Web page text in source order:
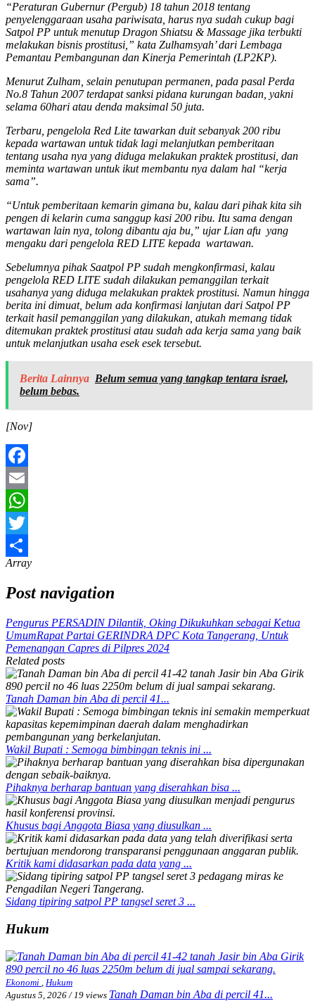
“Peraturan Gubernur (Pergub) 18 tahun 2018 tentang
penyelenggaraan usaha pariwisata, harus nya sudah cukup bagi
Satpol PP untuk menutup Dragon Shiatsu & Massage jika terbukti
melakukan bisnis prostitusi,” kata Zulhamsyah’ dari Lembaga
Pemantau Pembangunan dan Kinerja Pemerintah (LP2KP).
Menurut Zulham, selain penutupan permanen, pada pasal Perda
No.8 Tahun 2007 terdapat sanksi pidana kurungan badan, yakni
selama 60hari atau denda maksimal 50 juta.
Terbaru, pengelola Red Lite tawarkan duit sebanyak 200 ribu
kepada wartawan untuk tidak lagi melanjutkan pemberitaan
tentang usaha nya yang diduga melakukan praktek prostitusi, dan
meminta wartawan untuk ikut membantu nya dalam hal “kerja
sama”.
“Untuk pemberitaan kemarin gimana bu, kalau dari pihak kita sih
pengen di kelarin cuma sanggup kasi 200 ribu. Itu sama dengan
wartawan lain nya, tolong dibantu aja bu,” ujar Lian afu yang
mengaku dari pengelola RED LITE kepada wartawan.
Sebelumnya pihak Saatpol PP sudah mengkonfirmasi, kalau
pengelola RED LITE sudah dilakukan pemanggilan terkait
usahanya yang diduga melakukan praktek prostitusi. Namun hingga
berita ini dimuat, belum ada konfirmasi lanjutan dari Satpol PP
terkait hasil pemanggilan yang dilakukan, atukah memang tidak
ditemukan praktek prostitusi atau sudah ada kerja sama yang baik
untuk melanjutkan usaha esek esek tersebut.
Berita Lainnya Belum semua yang tangkap tentara israel,
belum bebas.
[Nov]
Facebook
Email
WhatsApp
Twitter
Share
Array
Post navigation
Pengurus PERSADIN Dilantik, Oking Dikukuhkan sebagai Ketua
UmumRapat Partai GERINDRA DPC Kota Tangerang, Untuk
Pemenangan Capres di Pilpres 2024
Related posts
Tanah Daman bin Aba di percil 41...
Wakil Bupati : Semoga bimbingan teknis ini ...
Pihaknya berharap bantuan yang diserahkan bisa ...
Khusus bagi Anggota Biasa yang diusulkan ...
Kritik kami didasarkan pada data yang ...
Sidang tipiring satpol PP tangsel seret 3 ...
Hukum
Ekonomi
Hukum
Agustus 5, 2026 / 19 views Tanah Daman bin Aba di percil 41...